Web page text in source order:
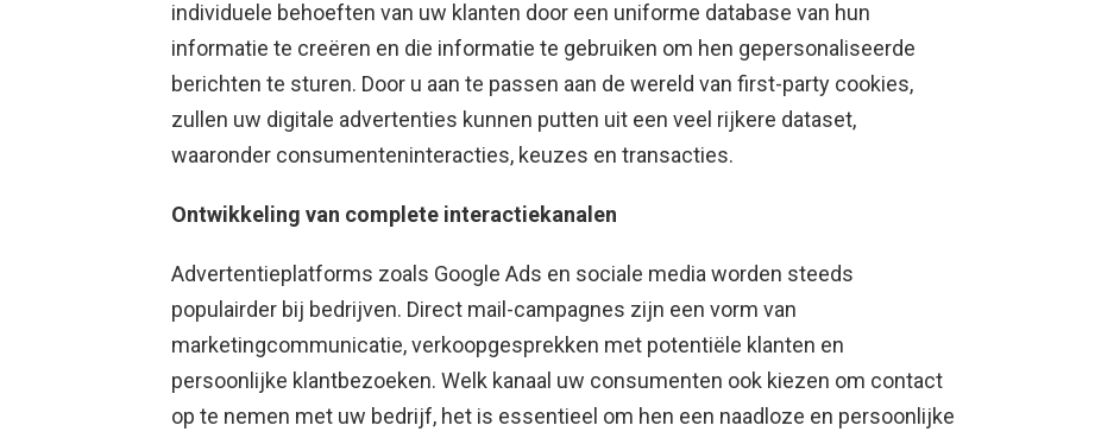
individuele behoeften van uw klanten door een uniforme database van hun
informatie te creëren en die informatie te gebruiken om hen gepersonaliseerde
berichten te sturen. Door u aan te passen aan de wereld van first-party cookies,
zullen uw digitale advertenties kunnen putten uit een veel rijkere dataset,
waaronder consumenteninteracties, keuzes en transacties.
Ontwikkeling van complete interactiekanalen
Advertentieplatforms zoals Google Ads en sociale media worden steeds
populairder bij bedrijven. Direct mail-campagnes zijn een vorm van
marketingcommunicatie, verkoopgesprekken met potentiële klanten en
persoonlijke klantbezoeken. Welk kanaal uw consumenten ook kiezen om contact
op te nemen met uw bedrijf, het is essentieel om hen een naadloze en persoonlijke